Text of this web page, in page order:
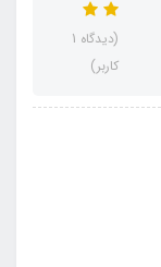
(دیدگاه 1
کاربر)